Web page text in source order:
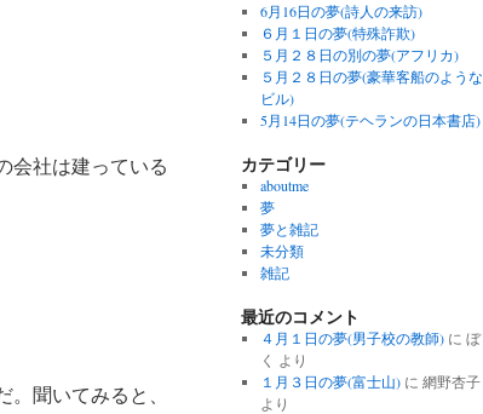
会社は建っている
聞いてみると、
6月16日の夢(詩人の来訪)
６月１日の夢(特殊詐欺)
５月２８日の別の夢(アフリカ)
５月２８日の夢(豪華客船のような
ビル)
5月14日の夢(テヘランの日本書店)
カテゴリー
aboutme
夢
夢と雑記
未分類
雑記
最近のコメント
４月１日の夢(男子校の教師)に ぼ
く より
１月３日の夢(富士山)に 網野杏子
より